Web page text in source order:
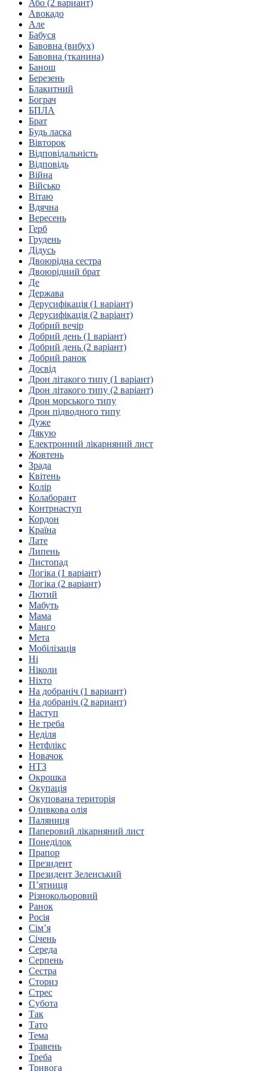
Кадрові зміни
Працевлаштування
Постаті в УТОГ
Все про УТОГ: ваші права, послуги та підтримка:
Важлива інформація
Благодійні справи
Історія глухих
Коронавірус
Брифінги
Корисні інформаційні матеріали від Т. Ломакіної
Про УТОГ
Керівництво УТОГ
Громадські ради УТОГ ⩺
Всеукраїнська молодіжна Рада УТОГ
Молодіжні лідери УТОГ
Мережа УТОГ
Підприємства УТОГ
Рекорди УТОГ
Видання УТОГ
Звіти
Посилання сторінок УТОГ
Контакти
Навчальні програми
Дошкільна освіта
Загальна освіта
Для абітурієнтів
Уроки
Географія
Реєстр перекладачів жестової мови Українського
товариства глухих
Підготовка перекладачів
"Сервіс УТОГ"
Безбар'єрність для глухих
Волинська область
Дніпропетровська область
Київська область
Кіровоградська область
Тернопільська область
Харківська область
Херсонська область
Хмельницька область
Чернігівська область
Особи відповідальні за контактування з
Вивчаємо жестову мову
Дитяча сторінка
Новини про жестову мову
Ресурс для вивчення жестових мов різних країн
ЦУЖМ
Проєкт "Жестова мова для поліцейських"
Про шахрайські схеми
Або (2 вариант)
Авокадо
Але
Бабуся
Бавовна (вибух)
Бавовна (тканина)
Банош
Березень
Блакитний
Бограч
БПЛА
Брат
Будь ласка
Вівторок
Відповідальність
Відповідь
Війна
Військо
Вітаю
Вдячна
Вересень
Герб
Грудень
Дідусь
Двоюрідна сестра
Двоюрідний брат
Де
Держава
Дерусифікація (1 варіант)
Дерусифікація (2 варіант)
Добрий вечір
Добрий день (1 варіант)
Добрий день (2 варіант)
Добрий ранок
Досвід
Дрон літакого типу (1 варіант)
Дрон літакого типу (2 варіант)
Дрон морського типу
Дрон підводного типу
Дуже
Дякую
Електронний лікарняний лист
Жовтень
Зрада
Квітень
Колір
Колаборант
Контрнаступ
Кордон
Країна
Лате
Липень
Листопад
Логіка (1 варіант)
Логіка (2 варіант)
Лютий
Мабуть
Мама
Манго
Мета
Мобілізація
Ні
Ніколи
Ніхто
На добраніч (1 вариант)
На добраніч (2 вариант)
Наступ
Не треба
Неділя
Нетфлікс
Новачок
НТЗ
Окрошка
Окупація
Окупована територія
Оливкова олія
Паляниця
Паперовий лікарняний лист
Понеділок
Прапор
Президент
Президент Зеленський
П’ятниця
Різнокольоровий
Ранок
Росія
Сім’я
Січень
Середа
Серпень
Сестра
Сториз
Стрес
Субота
Так
Тато
Тема
Травень
Треба
Тривога